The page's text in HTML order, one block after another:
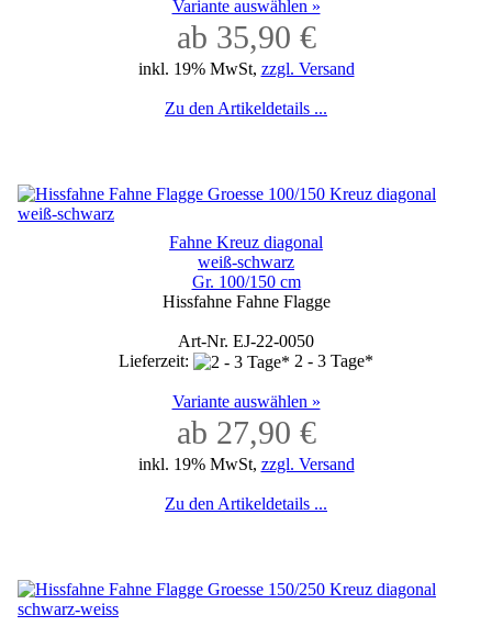
Variante auswählen »
ab 35,90 €
inkl. 19% MwSt, zzgl. Versand
Zu den Artikeldetails ...
Fahne Kreuz diagonal
weiß-schwarz
Gr. 100/150 cm
Hissfahne Fahne Flagge
Art-Nr. EJ-22-0050
Lieferzeit:
2 - 3 Tage*
Variante auswählen »
ab 27,90 €
inkl. 19% MwSt, zzgl. Versand
Zu den Artikeldetails ...